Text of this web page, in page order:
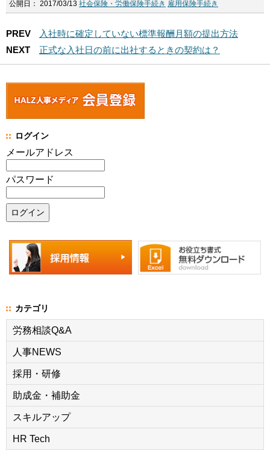
公開日： 2017/03/13 社会保険・労働保険手続き 雇用保険手続き
PREV
入社時に確定していない標準報酬月額の提出方法
NEXT
正式な入社日の前に出社するときの契約は？
ログイン
メールアドレス
パスワード
カテゴリ
労務相談Q&A
人事NEWS
採用・研修
助成金・補助金
スキルアップ
HR Tech